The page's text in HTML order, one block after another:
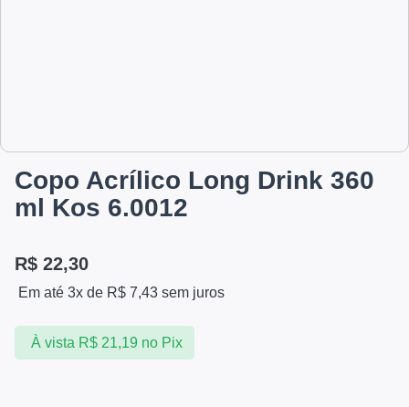
Copo Acrílico Long Drink 360
ml Kos 6.0012
R$ 22,30
Em até 3x de R$ 7,43 sem juros
À vista R$21,19 no Pix